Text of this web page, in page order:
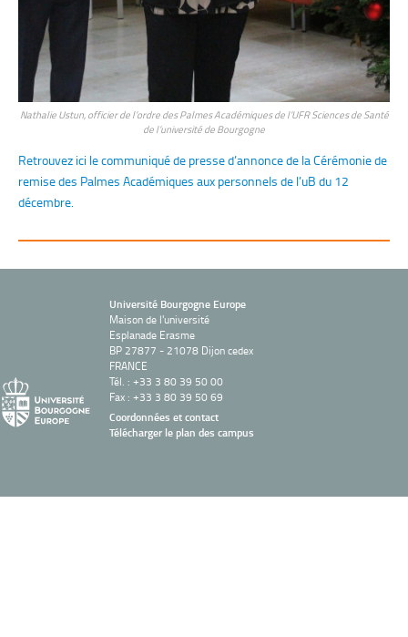
Nathalie Ustun, officier de l’ordre des Palmes Académiques de l’UFR Sciences de Santé
de l’université de Bourgogne
Retrouvez ici le communiqué de presse d’annonce de la Cérémonie de
remise des Palmes Académiques aux personnels de l’uB du 12
décembre.
Université Bourgogne Europe
Maison de l'université
Esplanade Erasme
BP 27877 - 21078 Dijon cedex
FRANCE
Tél. : +33 3 80 39 50 00
Fax : +33 3 80 39 50 69
Coordonnées et contact
Télécharger le plan des campus